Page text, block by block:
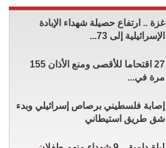
غزة .. ارتفاع حصيلة شهداء الإبادة
الإسرائيلية إلى 73...
27 اقتحاما للأقصى ومنع الأذان 155
مرة في...
إصابة فلسطيني برصاص إسرائيلي وبدء
شق طريق استيطاني